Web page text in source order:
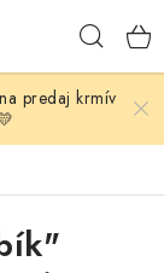
predaj krmív